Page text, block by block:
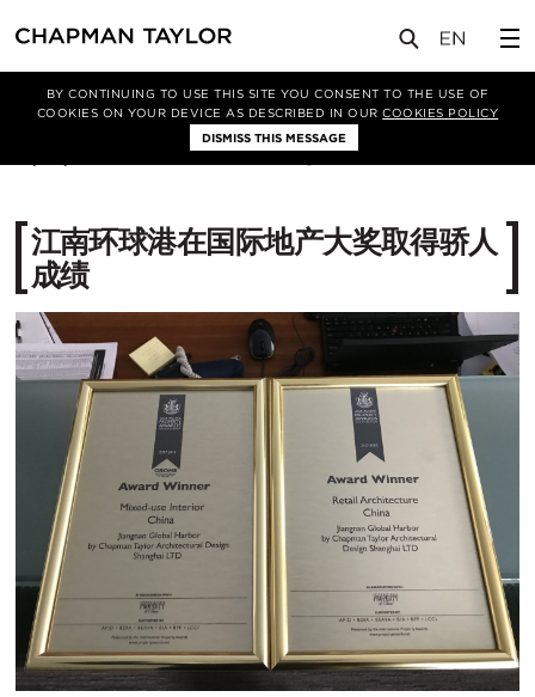
BY CONTINUING TO USE THIS SITE YOU CONSENT TO THE USE OF
COOKIES ON YOUR DEVICE AS DESCRIBED IN OURCOOKIES POLICY
DISMISS THIS MESSAGE
新闻 文章
江南环球港在国际地产大奖取得骄人
成绩